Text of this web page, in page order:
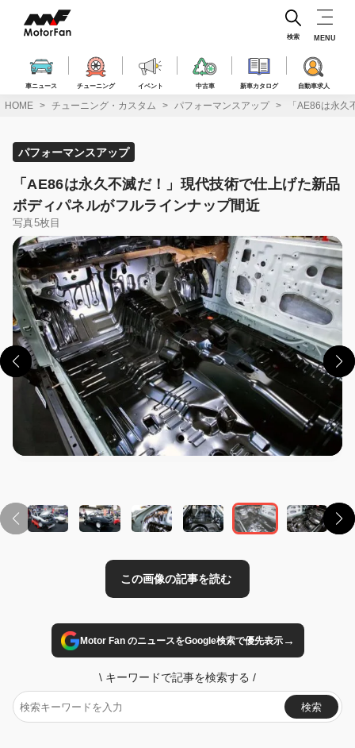
ス
車ニュース チューニング イベント 中古車 新車カタログ 自動車求人
検索 MENU
HOME チューニング・カスタム パフォーマンスアップ 「AE86は永
パフォーマンスアップ
「AE86は永久不滅だ！」現代技術で仕上げた新品
ボディパネルがフルラインナップ間近
写真5枚目
Motor Fan のニュースをGoogle検索で優先表示→
\ キーワードで記事を検索する /
検索